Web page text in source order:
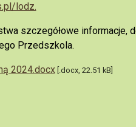
lodz.
szczegółowe informacje,
Przedszkola.
2024.docx[.docx, 22.51 kB]